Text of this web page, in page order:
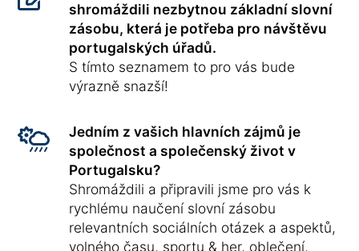
shromáždili nezbytnou základní slovní
zásobu, která je potřeba pro návštěvu
portugalských úřadů.
S tímto seznamem to pro vás bude
výrazně snazší!
Jedním z vašich hlavních zájmů je
společnost a společenský život v
Portugalsku?
Shromáždili a připravili jsme pro vás k
rychlému naučení slovní zásobu
relevantních sociálních otázek a aspektů,
volného času, sportu & her, oblečení,